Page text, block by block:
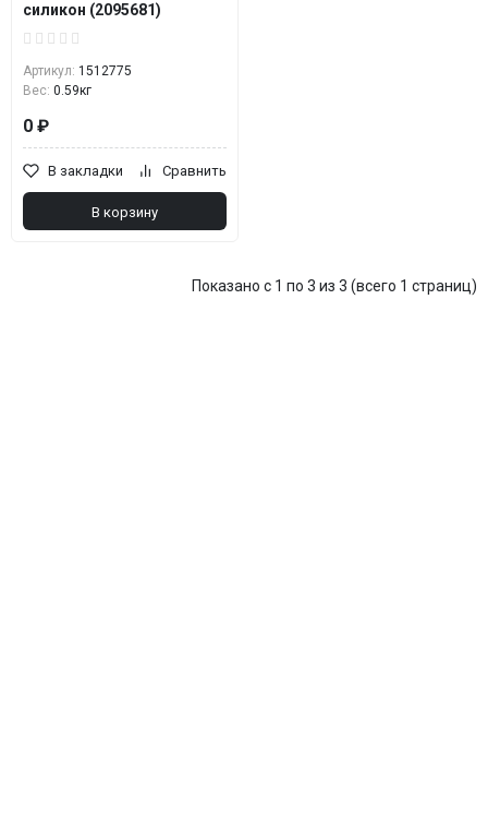
силикон (2095681)
Артикул: 1512775
Вес: 0.59кг
0 ₽
В закладки Сравнить
В корзину
Показано с 1 по 3 из 3 (всего 1 страниц)